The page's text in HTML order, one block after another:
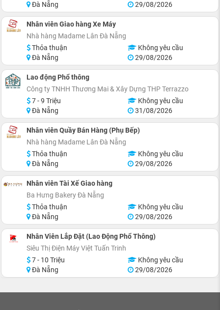
Đà Nẵng
29/08/2026
Nhân viên Giao hàng Xe Máy
Nhà hàng Madame Lân Đà Nẵng
Thỏa thuận
Không yêu cầu
Đà Nẵng
29/08/2026
Lao động Phổ thông
Công ty TNHH Thương Mai & Xây Dựng THP Terrazzo
7 - 9 Triệu
Không yêu cầu
Đà Nẵng
31/08/2026
Nhân viên Quầy Bán Hàng (Phụ Bếp)
Nhà hàng Madame Lân Đà Nẵng
Thỏa thuận
Không yêu cầu
Đà Nẵng
29/08/2026
Nhân viên Tài Xế Giao hàng
Ba Hưng Bakery Đà Nẵng
Thỏa thuận
Không yêu cầu
Đà Nẵng
29/08/2026
Nhân Viên Lắp Đặt (Lao Động Phổ Thông)
Siêu Thị Điện Máy Việt Tuấn Trinh
7 - 10 Triệu
Không yêu cầu
Đà Nẵng
29/08/2026